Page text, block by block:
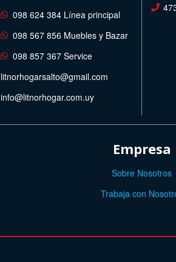
098 624 384 Línea principal
098 567 856 Muebles y Bazar
098 857 367 Service
litnorhogarsalto@gmail.com
info@litnorhogar.com.uy
Empresa
Sobre Nosotros
Trabaja con